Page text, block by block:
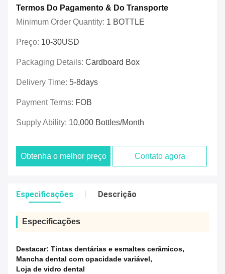
Termos Do Pagamento & Do Transporte
Minimum Order Quantity: 1 BOTTLE
Preço: 10-30USD
Packaging Details: Cardboard Box
Delivery Time: 5-8days
Payment Terms: FOB
Supply Ability: 10,000 Bottles/month
Obtenha o melhor preço Contato agora
Especificações Descrição
Especificações
Destacar: Tintas dentárias e esmaltes cerâmicos,
Mancha dental com opacidade variável,
Loja de vidro dental